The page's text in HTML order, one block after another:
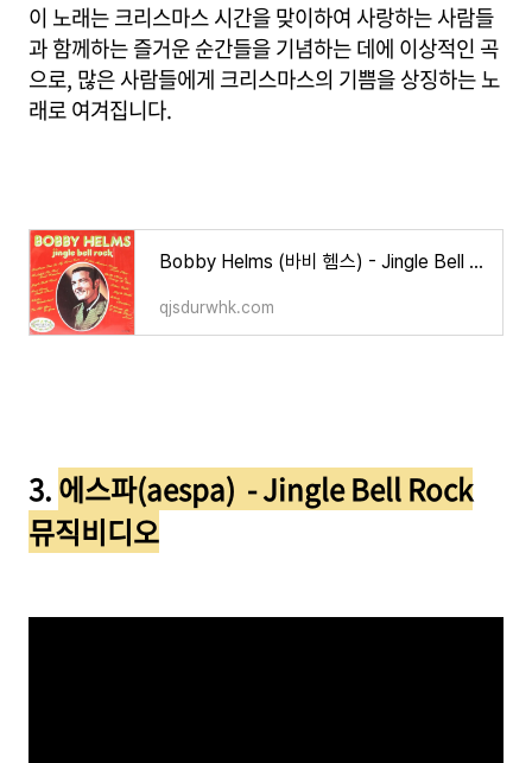
이 노래는 크리스마스 시간을 맞이하여 사랑하는 사람들
과 함께하는 즐거운 순간들을 기념하는 데에 이상적인 곡
으로, 많은 사람들에게 크리스마스의 기쁨을 상징하는 노
래로 여겨집니다.
Bobby Helms (바비 헴스) - Jingle Bell Rock (징글벨 락) 한글 가사/해석
qjsdurwhk.com
3.에스파(aespa) - Jingle Bell Rock
뮤직비디오